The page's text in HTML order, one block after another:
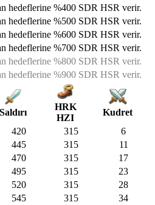
hedeflerine %400 SDR HSR verir.
hedeflerine %500 SDR HSR verir.
hedeflerine %600 SDR HSR verir.
hedeflerine %700 SDR HSR verir.
hedeflerine %800 SDR HSR verir.
hedeflerine %900 SDR HSR verir.
Saldırı
HRK
HZI
Kudret
420 315
6
445 315
11
470 315
17
495 315
23
520 315
28
545 315
34